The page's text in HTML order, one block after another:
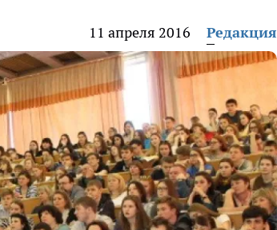
11 апреля 2016 Редакция